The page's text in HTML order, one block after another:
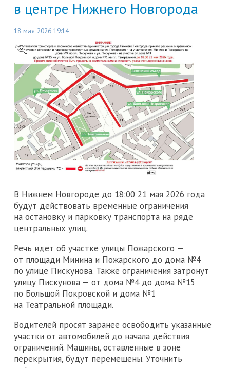
в центре Нижнего Новгорода
18 мая 2026 19:14
В Нижнем Новгороде до 18:00 21 мая 2026 года
будут действовать временные ограничения
на остановку и парковку транспорта на ряде
центральных улиц.
Речь идет об участке улицы Пожарского —
от площади Минина и Пожарского до дома №4
по улице Пискунова. Также ограничения затронут
улицу Пискунова — от дома №4 до дома №15
по Большой Покровской и дома №1
на Театральной площади.
Водителей просят заранее освободить указанные
участки от автомобилей до начала действия
ограничений. Машины, оставленные в зоне
перекрытия, будут перемещены. Уточнить